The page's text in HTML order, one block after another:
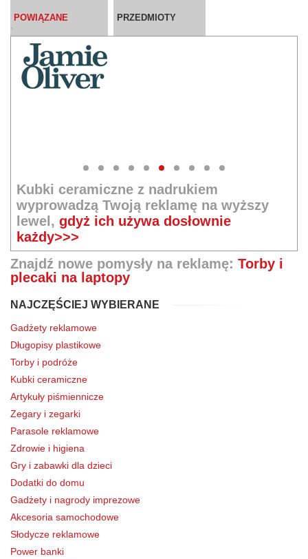
POWIĄZANE PRZEDMIOTY
`
Kubki ceramiczne z nadrukiem
wyprowadzą Twoją reklamę na wyższy
lewel,gdyż ich używa dosłownie
każdy>>>
Znajdź nowe pomysły na reklamę: Torby i
plecaki na laptopy
NAJCZĘŚCIEJ WYBIERANE
Gadżety reklamowe
Długopisy plastikowe
Torby i podróże
Kubki ceramiczne
Artykuły piśmiennicze
Zegary i zegarki
Parasole reklamowe
Zdrowie i higiena
Gry i zabawki dla dzieci
Dodatki do domu
Gadżety i nagrody imprezowe
Akcesoria samochodowe
Słodycze reklamowe
Power banki